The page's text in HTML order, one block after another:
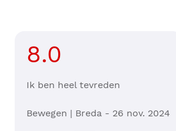
8.0
Ik ben heel tevreden
Bewegen | Breda - 26 nov. 2024